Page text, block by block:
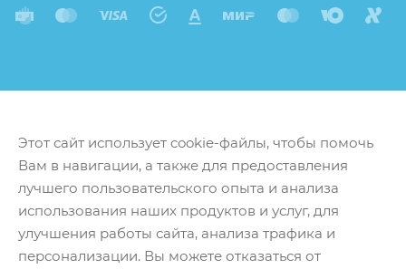
Этот сайт использует cookie-файлы, чтобы помочь
Вам в навигации, а также для предоставления
лучшего пользовательского опыта и анализа
использования наших продуктов и услуг, для
улучшения работы сайта, анализа трафика и
персонализации. Вы можете отказаться от